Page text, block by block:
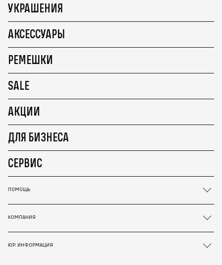
УКРАШЕНИЯ
АКСЕССУАРЫ
РЕМЕШКИ
SALE
АКЦИИ
ДЛЯ БИЗНЕСА
СЕРВИС
ПОМОЩЬ
КОМПАНИЯ
ЮР. ИНФОРМАЦИЯ